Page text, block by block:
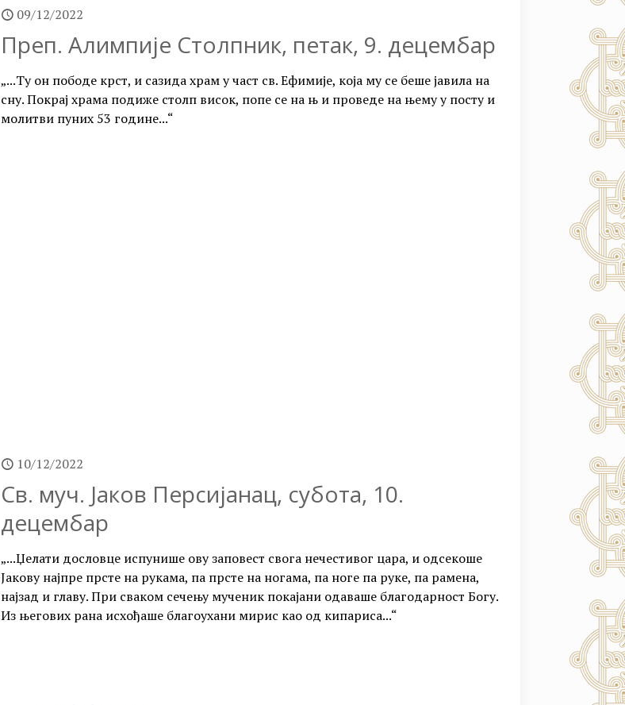
09/12/2022
Преп. Алимпије Столпник, петак, 9. децембар
„...Ту он пободе крст, и сазида храм у част св. Ефимије, која му се беше јавила на
сну. Покрај храма подиже столп висок, попе се на њ и проведе на њему у посту и
молитви пуних 53 године...“
10/12/2022
Св. муч. Јаков Персијанац, субота, 10.
децембар
„...Џелати дословце испунише ову заповест свога нечестивог цара, и одсекоше
Јакову најпре прсте на рукама, па прсте на ногама, па ноге па руке, па рамена,
најзад и главу. При сваком сечењу мученик покајани одаваше благодарност Богу.
Из његових рана исхођаше благоухани мирис као од кипариса...“